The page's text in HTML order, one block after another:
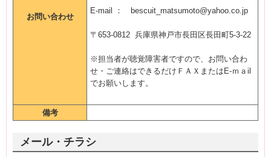
お問い合わせ
E-mail ： bescuit_matsumoto@yahoo.co.jp
〒653-0812 兵庫県神戸市長田区長田町5-3-22
※担当者が聴覚障害者ですので、お問い合わ
せ・ご連絡はできるだけＦＡＸまたはE-ｍａil
でお願いします。
備考
メール・チラシ